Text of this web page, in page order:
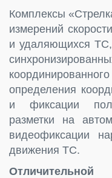
Комплексы
измерений
и удаляющихся ТС,
определения
и фиксации
разметки на
видеофиксации
движения ТС.
Отличительной